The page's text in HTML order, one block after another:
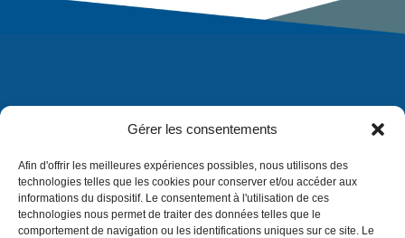
Gérer les consentements
Afin d'offrir les meilleures expériences possibles, nous utilisons des
technologies telles que les cookies pour conserver et/ou accéder aux
informations du dispositif. Le consentement à l'utilisation de ces
technologies nous permet de traiter des données telles que le
comportement de navigation ou les identifications uniques sur ce site. Le